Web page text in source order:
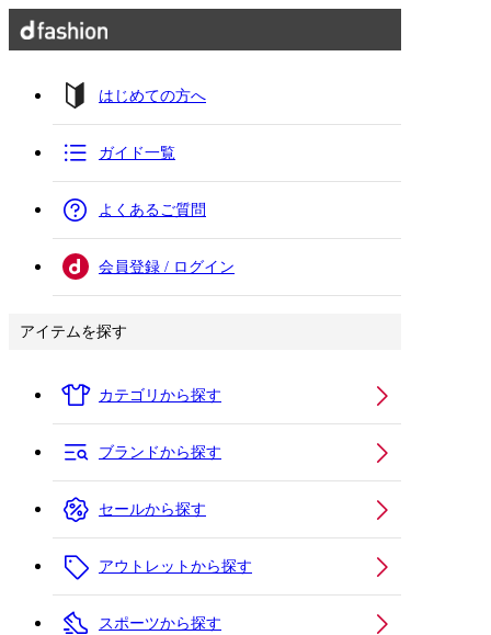
はじめての方へ
ガイド一覧
よくあるご質問
会員登録 / ログイン
アイテムを探す
カテゴリから探す
ブランドから探す
セールから探す
アウトレットから探す
スポーツから探す